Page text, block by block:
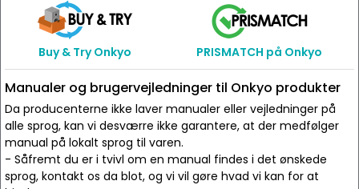
Buy & Try Onkyo PRISMATCH på Onkyo
Manualer og brugervejledninger til Onkyo produkter
Da producenterne ikke laver manualer eller vejledninger på
alle sprog, kan vi desværre ikke garantere, at der medfølger
manual på lokalt sprog til varen.
- Såfremt du er i tvivl om en manual findes i det ønskede
sprog, kontakt os da blot, og vi vil gøre hvad vi kan for at